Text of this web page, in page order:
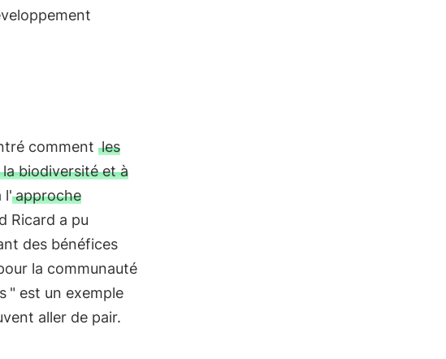
comment les
biodiversité et à
l' approche
Ricard a pu
des bénéfices
la communauté
" est un exemple
aller de pair.